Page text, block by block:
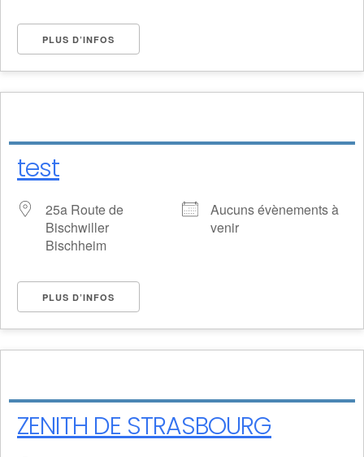
PLUS D’INFOS
test
25a Route de
Bischwiller
Bischheim
Aucuns évènements à
venir
PLUS D’INFOS
ZENITH DE STRASBOURG